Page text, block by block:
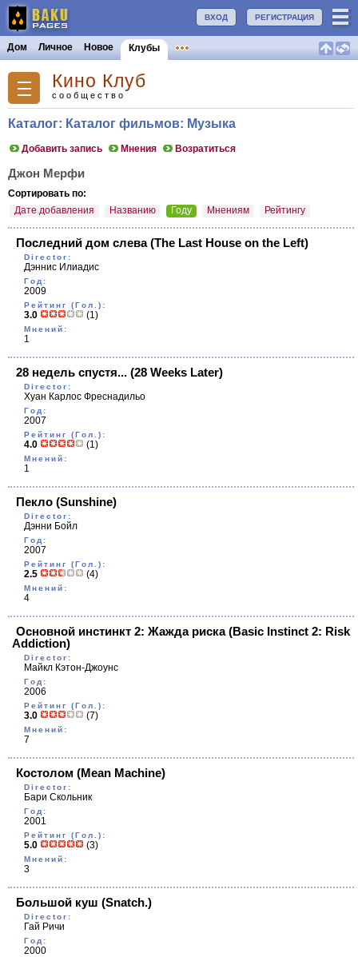
РЕГИСТРАЦИЯ
ВХОД
Дом Личное Новое Клубы
Кино Клуб
сообщество
Каталог: Каталог фильмов: Музыка
Добавить запись Мнения Возратиться
Джон Мерфи
Сортировать по:
Дате добавления
Названию Году Мнениям Рейтингу
Последний дом слева(The Last House on the Left)
Director:
Дэннис Илиадис
Год:
2009
Рейтинг (Гол.):
3.0 (1)
Мнений:
1
28 недель спустя... (28 Weeks Later)
Director:
Хуан Карлос Фреснадильо
Год:
2007
Рейтинг (Гол.):
4.0 (1)
Мнений:
1
Пекло (Sunshine)
Director:
Дэнни Бойл
Год:
2007
Рейтинг (Гол.):
2.5 (4)
Мнений:
4
Основной инстинкт 2: Жажда риска(Basic Instinct 2: Risk
Addiction)
Director:
Майкл Кэтон-Джоунс
Год:
2006
Рейтинг (Гол.):
3.0 (7)
Мнений:
7
Костолом (Mean Machine)
Director:
Бари Скольник
Год:
2001
Рейтинг (Гол.):
5.0 (3)
Мнений:
3
Большой куш (Snatch.)
Director:
Гай Ричи
Год:
2000